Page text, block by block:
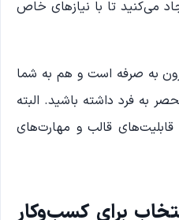
می‌کنید تا با نیازهای خاص
به صرفه است و هم به شما
به فرد داشته باشید. البته
قالب و مهارت‌های
برای کسب‌وکار